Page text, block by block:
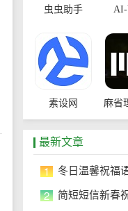
虫虫助手 AI-
素设网 麻省
最新文章
1 冬日温馨祝福
2 简短短信新春